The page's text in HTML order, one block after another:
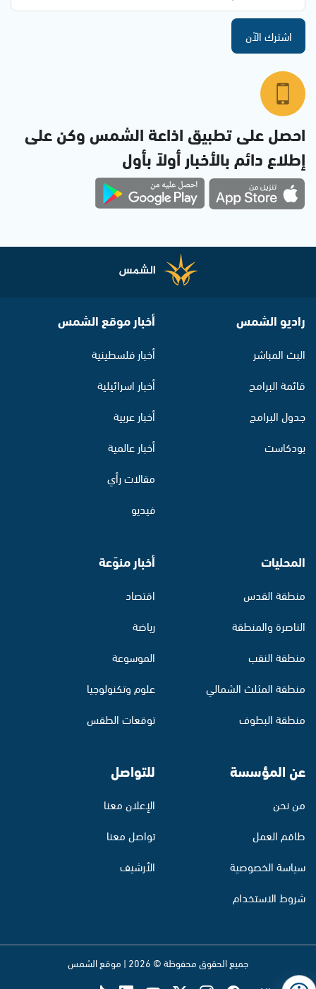
اشترك الآن
احصل على تطبيق اذاعة الشمس وكن على
إطلاع دائم بالأخبار أولاً بأول
راديو الشمس
البث المباشر
قائمة البرامج
جدول البرامج
بودكاست
أخبار موقع الشمس
أخبار فلسطينية
أخبار اسرائيلية
أخبار عربية
أخبار عالمية
مقالات رأي
فيديو
المحليات
منطقة القدس
الناصرة والمنطقة
منطقة النقب
منطقة المثلث الشمالي
منطقة البطوف
أخبار منوّعة
اقتصاد
رياضة
الموسوعة
علوم وتكنولوجيا
توقعات الطقس
عن المؤسسة
من نحن
طاقم العمل
سياسة الخصوصية
شروط الاستخدام
للتواصل
الإعلان معنا
تواصل معنا
الأرشيف
جميع الحقوق محفوظة © 2026 | موقع الشمس